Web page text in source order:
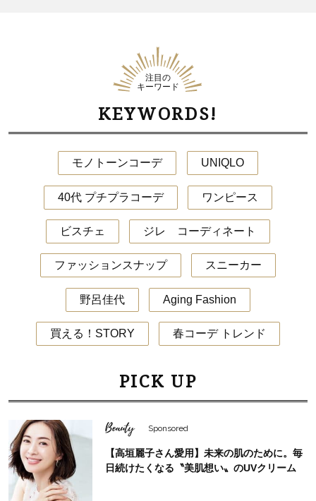
注目の
キーワード
KEYWORDS!
モノトーンコーデ UNIQLO
40代 プチプラコーデ ワンピース
ビスチェ ジレ コーディネート
ファッションスナップ スニーカー
野呂佳代 Aging Fashion
買える！STORY 春コーデ トレンド
PICK UP
Beauty Sponsored
【高垣麗子さん愛用】未来の肌のために。毎
日続けたくなる〝美肌想い〟のUVクリーム